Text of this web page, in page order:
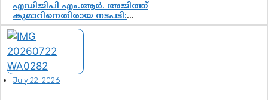
എഡിജിപി എം.ആർ. അജിത്ത്
കുമാറിനെതിരായ നടപടി:
സസ്പെൻഷനിൽ ഒതുങ്ങുമോ,
അതോ കൂടുതൽ കടുത്ത
നടപടികളിലേക്കോ?
July 22, 2026